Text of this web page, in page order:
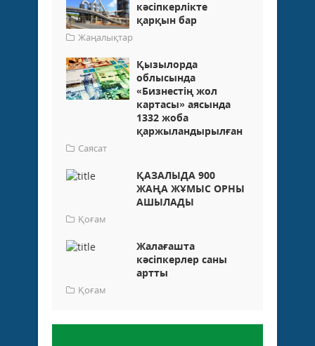
кәсіпкерлікте
қарқын бар
Жаңалықтар
Қызылорда
облысында
«Бизнестің жол
картасы» аясында
1332 жоба
қаржыландырылған
Саясат
ҚАЗАЛЫДА 900
ЖАҢА ЖҰМЫС ОРНЫ
АШЫЛАДЫ
Қоғам
Жалағашта
кәсіпкерлер саны
артты
Қоғам